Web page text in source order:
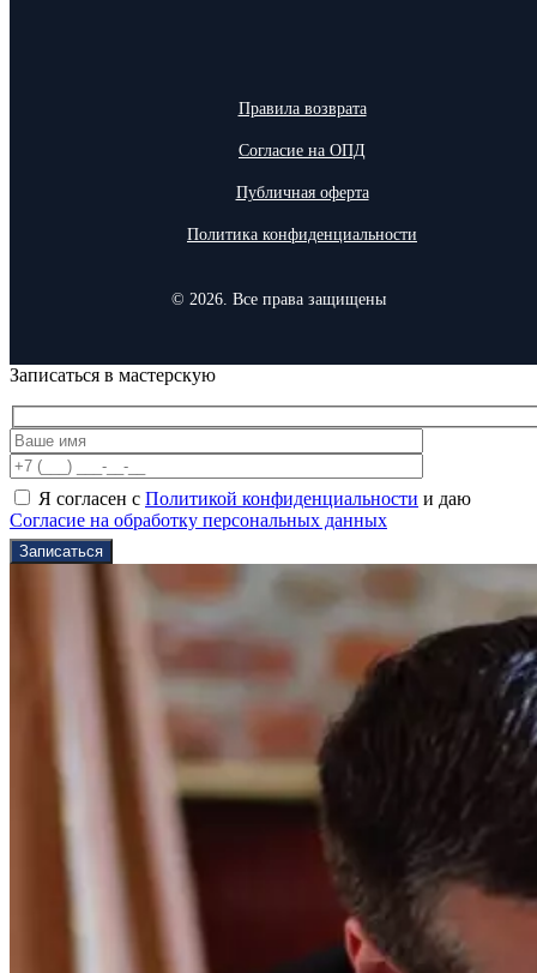
Правила возврата
Согласие на ОПД
Публичная оферта
Политика конфиденциальности
© 2026. Все права защищены
Записаться в мастерскую
Я согласен с Политикой конфиденциальности и даю
Согласие на обработку персональных данных